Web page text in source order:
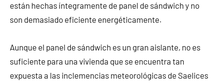
están hechas íntegramente de panel de sándwich y no
son demasiado eficiente energéticamente.
Aunque el panel de sándwich es un gran aislante, no es
suficiente para una vivienda que se encuentra tan
expuesta a las inclemencias meteorológicas de Saelices